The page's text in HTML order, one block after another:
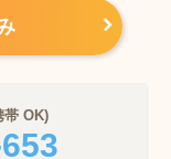
帯 OK)